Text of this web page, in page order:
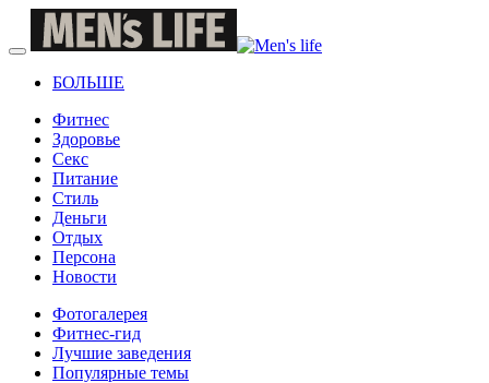
БОЛЬШЕ
Фитнес
Здоровье
Секс
Питание
Стиль
Деньги
Отдых
Персона
Новости
Фотогалерея
Фитнес-гид
Лучшие заведения
Популярные темы